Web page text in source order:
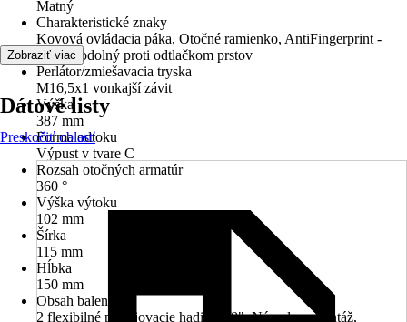
Matný
Charakteristické znaky
Kovová ovládacia páka, Otočné ramienko, AntiFingerprint -
povrch odolný proti odtlačkom prstov
Perlátor/zmiešavacia tryska
M16,5x1 vonkajší závit
Výška
387 mm
Forma odtoku
Výpust v tvare C
Rozsah otočných armatúr
360 °
Výška výtoku
102 mm
Šírka
115 mm
Hĺbka
150 mm
Obsah balenia
2 flexibilné pripojovacie hadice 3/8", Návod na montáž,
Zobraziť viac
Dátové listy
Preskočiť oblasť